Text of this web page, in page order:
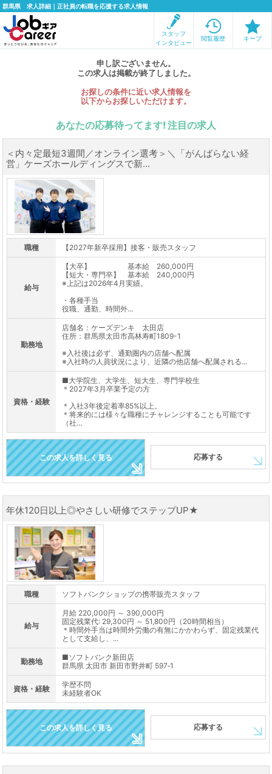
群馬県 求人詳細｜正社員の転職を応援する求人情報
スタッフ
インタビュー
閲覧履歴 キープ
申し訳ございません。
この求人は掲載が終了しました。
お探しの条件に近い求人情報を
以下からお探しいただけます。
あなたの応募待ってます! 注目の求人
＜内々定最短3週間／オンライン選考＞＼「がんばらない経
営」ケーズホールディングスで新...
職種 【2027年新卒採用】接客・販売スタッフ
給与
【大卒】 基本給 260,000円
【短大・専門卒】 基本給 240,000円
※上記は2026年4月実績。
・各種手当
役職、通勤、時間外...
勤務地
店舗名：ケーズデンキ 太田店
住所：群馬県太田市高林寿町1809-1
※入社後は必ず、通勤圏内の店舗へ配属
※入社時の人員状況により、近隣の他店舗へ配属される...
資格・経験
■大学院生、大学生、短大生、専門学校生
＊2027年3月卒業予定の方
＊入社3年後定着率85%以上。
＊将来的には様々な職種にチャレンジすることも可能です
（社...
この求人を詳しく見る 応募する
年休120日以上◎やさしい研修でステップUP★
職種 ソフトバンクショップの携帯販売スタッフ
給与
月給 220,000円 ～ 390,000円
固定残業代: 29,300円 ～ 51,800円（20時間相当）
＊時間外手当は時間外労働の有無にかかわらず、固定残業代
として支給し、...
勤務地
■ソフトバンク新田店
群馬県 太田市 新田市野井町 597‐1
資格・経験
学歴不問
未経験者OK
この求人を詳しく見る 応募する